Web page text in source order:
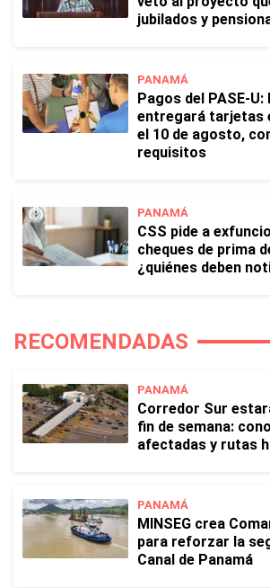
jubilados y
PANAMÁ
Pagos del PASE-U:
entregará tarjetas
el 10 de agosto,
requisitos
PANAMÁ
CSS pide a
cheques de prima
¿quiénes deben
RECOMENDADAS
PANAMÁ
Corredor Sur
fin de semana:
afectadas y rutas
PANAMÁ
MINSEG crea
para reforzar la
Canal de Panamá